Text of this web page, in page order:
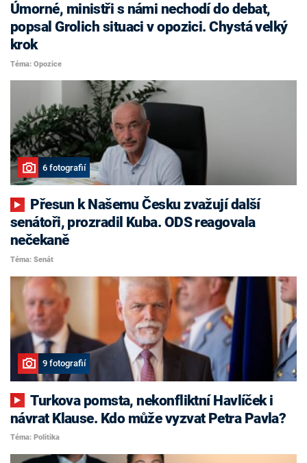
Úmorné, ministři s námi nechodí do debat,
popsal Grolich situaci v opozici. Chystá velký
krok
Téma: Opozice
6 fotografií
senátoři, prozradil Kuba. ODS reagovala
nečekaně
Téma: Senát
9 fotografií
Turkova pomsta, nekonfliktní Havlíček i
návrat Klause. Kdo může vyzvat Petra Pavla?
Téma: Politika